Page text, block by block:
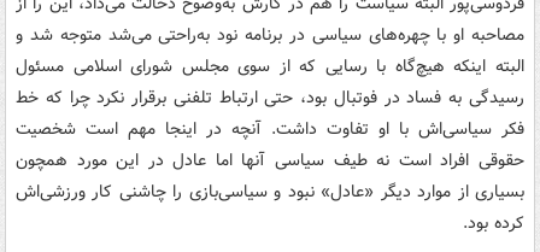
مصاحبه او با چهره‌های سیاسی در برنامه نود به‌راحتی می‌شد متوجه شد و
البته اینکه هیچ‌گاه با رسایی که از سوی مجلس شورای اسلامی مسئول
رسیدگی به فساد در فوتبال بود، حتی ارتباط تلفنی برقرار نکرد چرا که خط
فکر سیاسی‌اش با او تفاوت داشت. آنچه در اینجا مهم است شخصیت
حقوقی افراد است نه طیف سیاسی آنها اما عادل در این مورد همچون
بسیاری از موارد دیگر «عادل» نبود و سیاسی‌بازی را چاشنی کار ورزشی‌اش
کرده بود.